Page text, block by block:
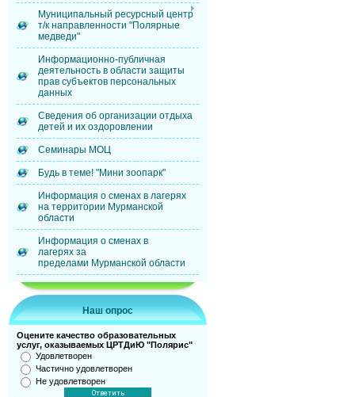
Муниципальный ресурсный центр
т/к направленности "Полярные
медведи"
Информационно-публичная
деятельность в области защиты
прав субъектов персональных
данных
Сведения об организации отдыха
детей и их оздоровлении
Семинары МОЦ
Будь в теме! "Мини зоопарк"
Информация о сменах в лагерях
на территории Мурманской
области
Информация о сменах в
лагерях за
пределами Мурманской области
Наш опрос
Оцените качество образовательных
услуг, оказываемых ЦРТДиЮ "Полярис"
Удовлетворен
Частично удовлетворен
Не удовлетворен